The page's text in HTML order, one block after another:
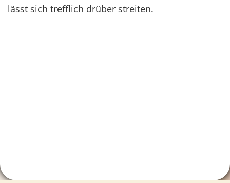
lässt sich trefflich drüber streiten.